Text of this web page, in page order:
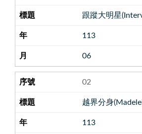
跟蹤大明星
113
06
02
越界分身
113